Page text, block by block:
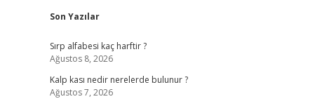
Sidebar
Son Yazılar
Sırp alfabesi kaç harftir ?
Ağustos 8, 2026
Kalp kası nedir nerelerde bulunur ?
Ağustos 7, 2026